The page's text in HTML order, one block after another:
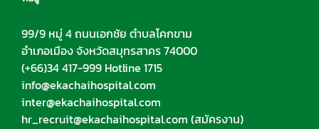
99/9 หมู่ 4 ถนนเอกชัย ตำบลโคกขาม
อำเภอเมือง จังหวัดสมุทรสาคร 74000
(+66)34 417-999 Hotline 1715
info@ekachaihospital.com
inter@ekachaihospital.com
hr_recruit@ekachaihospital.com (สมัครงาน)